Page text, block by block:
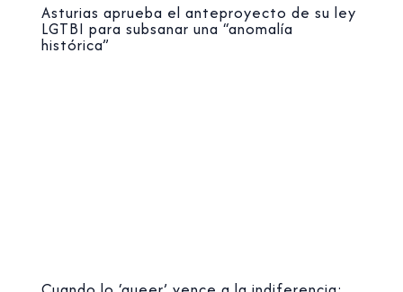
Asturias aprueba el anteproyecto de su ley
LGTBI para subsanar una “anomalía
histórica”